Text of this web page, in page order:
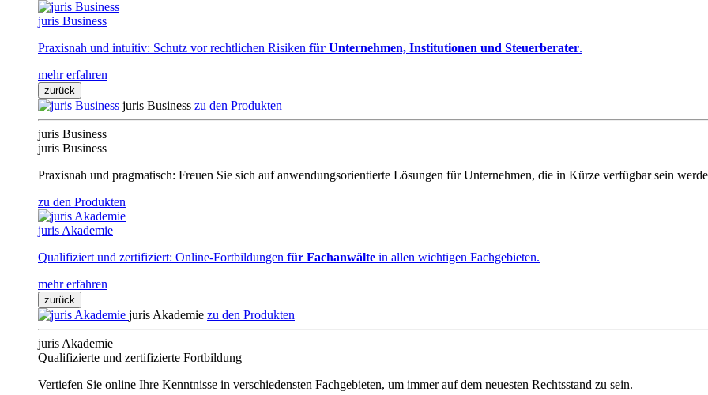
juris Business
Praxisnah und intuitiv: Schutz vor rechtlichen Risiken für Unternehmen, Institutionen und Steuerberater.
mehr erfahren
zurück
juris Business zu den Produkten
juris Business
juris Business
Praxisnah und pragmatisch: Freuen Sie sich auf anwendungsorientierte Lösungen für Unternehmen, die in Kürze verfügbar sein
zu den Produkten
juris Akademie
Qualifiziert und zertifiziert: Online-Fortbildungen für Fachanwälte in allen wichtigen Fachgebieten.
mehr erfahren
zurück
juris Akademie zu den Produkten
juris Akademie
Qualifizierte und zertifizierte Fortbildung
Vertiefen Sie online Ihre Kenntnisse in verschiedensten Fachgebieten, um immer auf dem neuesten Rechtsstand zu sein.